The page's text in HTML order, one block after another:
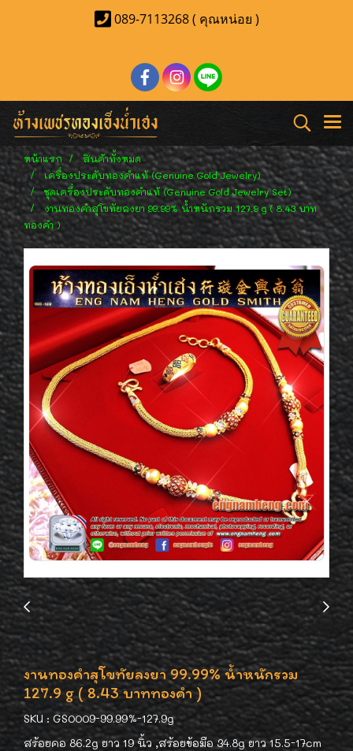
089-7113268 ( คุณหน่อย )
หน้าแรก
สินค้าทั้งหมด
เครื่องประดับทองคำแท้ (Genuine Gold Jewelry)
ชุดเครื่องประดับทองคำแท้ (Genuine Gold Jewelry Set)
งานทองคำสุโขทัยลงยา 99.99% น้ำหนักรวม 127.9 g ( 8.43 บาท
ทองคำ )
งานทองคำสุโขทัยลงยา 99.99% น้ำหนักรวม
127.9 g ( 8.43 บาททองคำ )
SKU : GS0009-99.99%-127.9g
สร้อยคอ 86.2g ยาว 19 นิ้ว ,สร้อยข้อมือ 34.8g ยาว 15.5-17cm